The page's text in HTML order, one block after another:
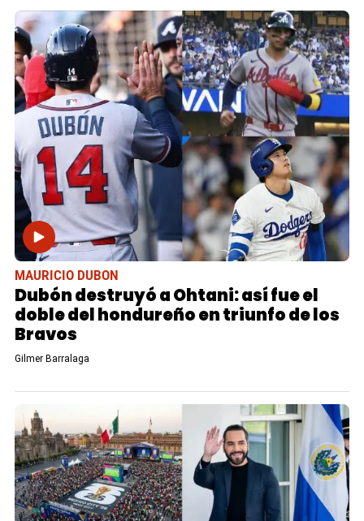
MAURICIO DUBON
Dubón destruyó a Ohtani: así fue el
doble del hondureño en triunfo de los
Bravos
Gilmer Barralaga